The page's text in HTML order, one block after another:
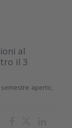
al
il 3
aperto,